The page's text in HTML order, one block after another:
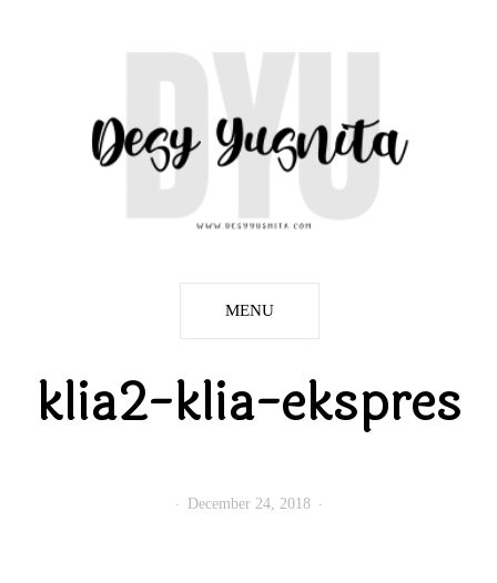
MENU
klia2-klia-ekspres
December 24, 2018